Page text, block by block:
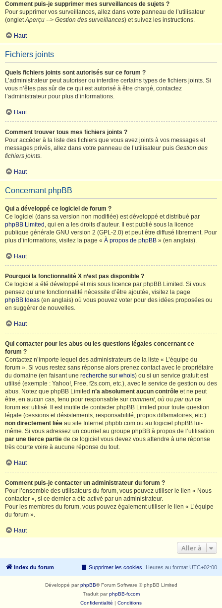
Comment puis-je supprimer mes surveillances de sujets ?
Pour supprimer vos surveillances, allez dans votre panneau de l’utilisateur
(ongletAperçu --> Gestion des surveillances) et suivez les instructions.
Haut
Fichiers joints
Quels fichiers joints sont autorisés sur ce forum ?
L’administrateur peut autoriser ou interdire certains types de fichiers joints. Si
vous n’êtes pas sûr de ce qui est autorisé à être chargé, contactez
l’administrateur pour plus d’informations.
Haut
Comment trouver tous mes fichiers joints ?
Pour accéder à la liste des fichiers que vous avez joints à vos messages et
messages privés, allez dans votre panneau de l’utilisateur puis Gestion des
fichiers joints.
Haut
Concernant phpBB
Qui a développé ce logiciel de forum ?
Ce logiciel (dans sa version non modifiée) est développé et distribué par
phpBB Limited , qui en a les droits d’auteur. Il est publié sous la licence
publique générale GNU version 2 (GPL-2.0) et peut être diffusé librement. Pour
plus d’informations, visitez la page « À propos de phpBB » (en anglais).
Haut
Pourquoi la fonctionnalité X n’est pas disponible ?
Ce logiciel a été développé et mis sous licence par phpBB Limited. Si vous
pensez qu’une fonctionnalité nécessite d’être ajoutée, visitez la page
phpBB Ideas (en anglais) où vous pouvez voter pour des idées proposées ou
en suggérer de nouvelles.
Haut
Qui contacter pour les abus ou les questions légales concernant ce
forum ?
Contactez n’importe lequel des administrateurs de la liste « L’équipe du
forum ». Si vous restez sans réponse alors prenez contact avec le propriétaire
du domaine (en faisant une recherche sur whois) ou si un service gratuit est
utilisé (exemple : Yahoo!, Free, f2s.com, etc.), avec le service de gestion ou des
abus. Notez que phpBB Limited n’a absolument aucun contrôle et ne peut
être, en aucun cas, tenu pour responsable sur comment, où ou par qui ce
forum est utilisé. Il est inutile de contacter phpBB Limited pour toute question
légale (cessions et désistements, responsabilité, propos diffamatoires, etc.)
non directement liée au site Internet phpbb.com ou au logiciel phpBB lui-
même. Si vous adressez un courriel au groupe phpBB à propos de l’utilisation
par une tierce partie de ce logiciel vous devez vous attendre à une réponse
très courte voire à aucune réponse du tout.
Haut
Comment puis-je contacter un administrateur du forum ?
Pour l’ensemble des utilisateurs du forum, vous pouvez utiliser le lien « Nous
contacter », si ce dernier a été activé par un administrateur.
Pour les membres du forum, vous pouvez également utiliser le lien « L’équipe
du forum ».
Haut
Aller à
Index du forum Heures au format UTC+02:00
Supprimer les cookies
Développé parphpBB® Forum Software © phpBB Limited
Traduit parphpBB-fr.com
Confidentialité | Conditions